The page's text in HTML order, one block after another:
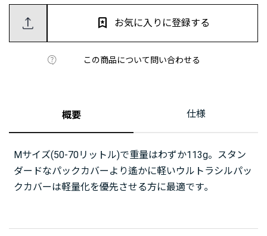
この商品について問い合わせる
お気に入りに登録する
概要 仕様
Mサイズ(50-70リットル)で重量はわずか113g。スタン
ダードなパックカバーより遙かに軽いウルトラシルパッ
クカバーは軽量化を優先させる方に最適です｡